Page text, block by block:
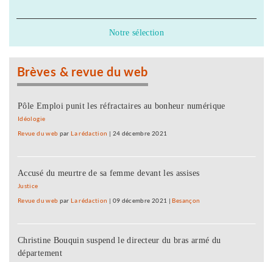
Notre sélection
Brèves & revue du web
Pôle Emploi punit les réfractaires au bonheur numérique
Idéologie
Revue du web par La rédaction 24 décembre 2021
Accusé du meurtre de sa femme devant les assises
Justice
Revue du web par La rédaction 09 décembre 2021 Besançon
Christine Bouquin suspend le directeur du bras armé du
département